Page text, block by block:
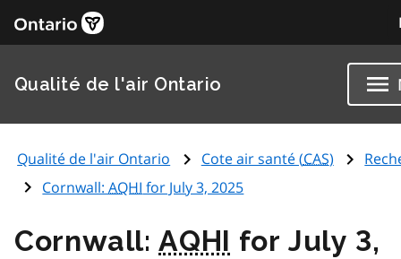
Qualité de l'air Ontario
Qualité de l'air Ontario Cote air santé (CAS)
Cornwall:AQHI for July 3, 2025
Cornwall:AQHI for July 3,